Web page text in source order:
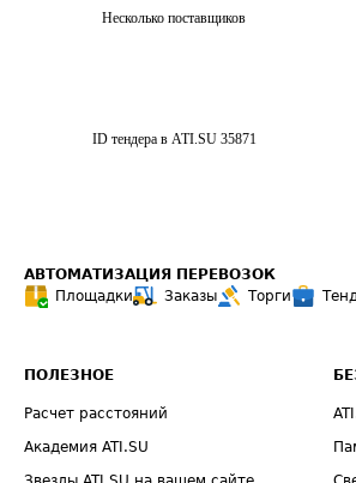
Несколько поставщиков
ID тендера в ATI.SU 35871
АВТОМАТИЗАЦИЯ ПЕРЕВОЗОК
Площадки
Заказы Торги
ПОЛЕЗНОЕ
Расчет расстояний
Академия ATI.SU